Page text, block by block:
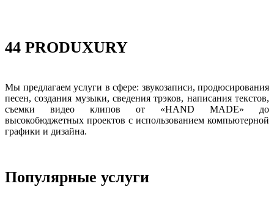
44 PRODUXURY
Мы предлагаем услуги в сфере: звукозаписи, продюсирования
песен, создания музыки, сведения трэков, написания текстов,
съемки видео клипов от «HAND MADE» до
высокобюджетных проектов с использованием компьютерной
графики и дизайна.
Популярные услуги